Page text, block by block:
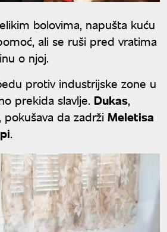
bolovima, napušta kuću
ali se ruši pred vratima
o njoj.
protiv industrijske zone u
prekida slavlje. Dukas,
da zadrži Meletisa
.